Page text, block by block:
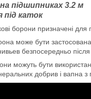
підшипниках 3.2 м
під каток
борони призначені
може бути
безпосередньо після
можуть бути
добрив і вапна з